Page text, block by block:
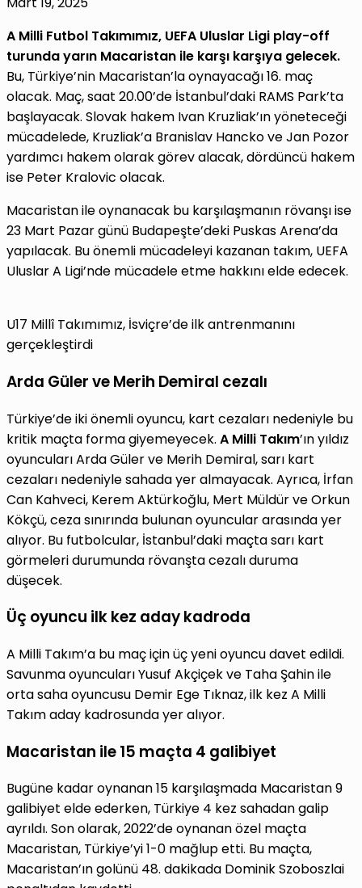
A Milli Futbol Takımımız, UEFA Uluslar Ligi play-off
turunda yarın Macaristan ile karşı karşıya gelecek.
Bu, Türkiye’nin Macaristan’la oynayacağı 16. maç
olacak. Maç, saat 20.00’de İstanbul’daki RAMS Park’ta
başlayacak. Slovak hakem Ivan Kruzliak’ın yöneteceği
mücadelede, Kruzliak’a Branislav Hancko ve Jan Pozor
yardımcı hakem olarak görev alacak, dördüncü hakem
ise Peter Kralovic olacak.
Macaristan ile oynanacak bu karşılaşmanın rövanşı ise
23 Mart Pazar günü Budapeşte’deki Puskas Arena’da
yapılacak. Bu önemli mücadeleyi kazanan takım, UEFA
Uluslar A Ligi’nde mücadele etme hakkını elde edecek.
U17 Millî Takımımız, İsviçre’de ilk antrenmanını
gerçekleştirdi
Arda Güler ve Merih Demiral cezalı
Türkiye’de iki önemli oyuncu, kart cezaları nedeniyle bu
kritik maçta forma giyemeyecek. A Milli Takım’ın yıldız
oyuncuları Arda Güler ve Merih Demiral, sarı kart
cezaları nedeniyle sahada yer almayacak. Ayrıca, İrfan
Can Kahveci, Kerem Aktürkoğlu, Mert Müldür ve Orkun
Kökçü, ceza sınırında bulunan oyuncular arasında yer
alıyor. Bu futbolcular, İstanbul’daki maçta sarı kart
görmeleri durumunda rövanşta cezalı duruma
düşecek.
Üç oyuncu ilk kez aday kadroda
A Milli Takım’a bu maç için üç yeni oyuncu davet edildi.
Savunma oyuncuları Yusuf Akçiçek ve Taha Şahin ile
orta saha oyuncusu Demir Ege Tıknaz, ilk kez A Milli
Takım aday kadrosunda yer alıyor.
Macaristan ile 15 maçta 4 galibiyet
Bugüne kadar oynanan 15 karşılaşmada Macaristan 9
galibiyet elde ederken, Türkiye 4 kez sahadan galip
ayrıldı. Son olarak, 2022’de oynanan özel maçta
Macaristan, Türkiye’yi 1-0 mağlup etti. Bu maçta,
Macaristan’ın golünü 48. dakikada Dominik Szoboszlai